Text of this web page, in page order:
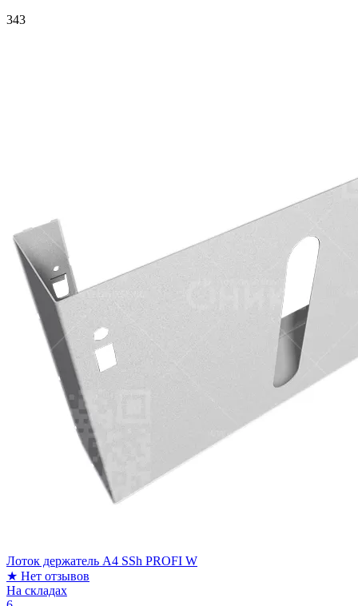
343
Лоток держатель А4 SSh PROFI W
★ Нет отзывов
На складах